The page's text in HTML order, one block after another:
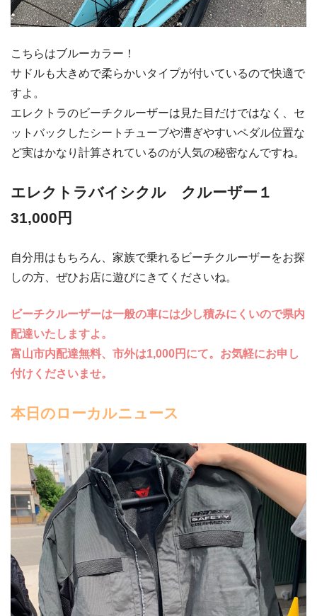
こちらはブルーカラー！
サドルも大きめで柔らかいタイプが付いているので快適で
すよ。
エレクトラのビーチクルーザーは見た目だけではなく、セ
ットバックしたシートチューブや漕ぎやすいペダル位置な
ど実はかなり計算されているのが人気の秘密なんですね。
エレクトラバイシクル クルーザー１
31,000円
自分用はもちろん、家族で乗れるビーチクルーザーをお探
しの方、ぜひお店に遊びにきてくださいね。
ビーチクルーザーは一般の車には少し積みにくいので県内
配達いたしますよ。
富山市内配達無料、市外は1,000円にて。お気軽にお申し
付けくださいませ。
本日のローカルニュース